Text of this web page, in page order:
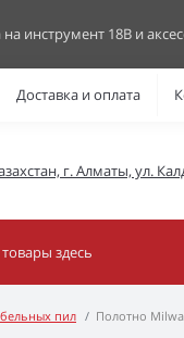
инструмент 18В и
Доставка и оплата
г. Алматы, ул.
пил Полотно